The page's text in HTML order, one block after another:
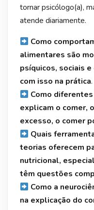
tornar psicólogo(a),
atende diariamente.
Como
alimentares são
psíquicos, sociais
com isso na prática.
Como
explicam o comer,
excesso, o comer
Quais
teorias oferecem
nutricional,
têm questões
Como a
na explicação do